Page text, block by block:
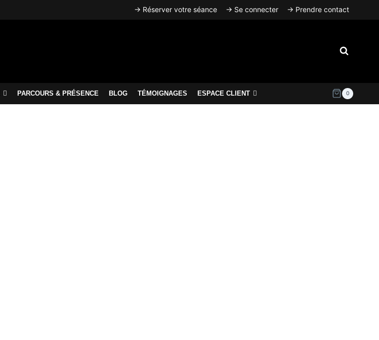
→ Réserver votre séance → Se connecter → Prendre contact
PARCOURS & PRÉSENCE BLOG TÉMOIGNAGES ESPACE CLIENT 0